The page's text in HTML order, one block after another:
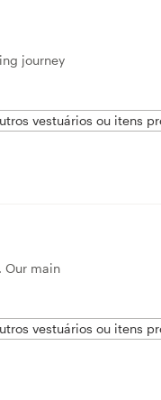
journey
vestuários ou itens
Our main
vestuários ou itens